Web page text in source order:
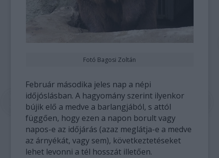
Fotó Bagosi Zoltán
Február másodika jeles nap a népi
időjóslásban. A hagyomány szerint ilyenkor
bújik elő a medve a barlangjából, s attól
függően, hogy ezen a napon borult vagy
napos-e az időjárás (azaz meglátja-e a medve
az árnyékát, vagy sem), következtetéseket
lehet levonni a tél hosszát illetően.